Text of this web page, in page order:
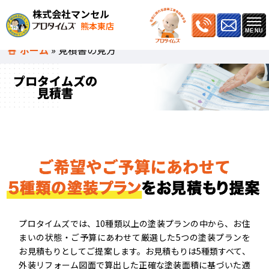
株式会社マンセル
熊本東店
ホーム » 見積書の見方
プロタイムズの
見積書
プロタイムズでは、10種類以上の塗装プランの中から、お住
まいの状態・ご予算にあわせて厳選した5つの塗装プランを
お見積もりとしてご提案します。お見積もりは5種類すべて、
外装リフォーム図面で算出した正確な塗装面積に基づいた適